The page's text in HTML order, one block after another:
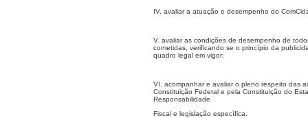
IV. avaliar a atuação e desempenho do
V. avaliar as condições de desempenho de
cometidas, verificando se o princípio da
quadro legal em vigor;
VI. acompanhar e avaliar o pleno respeito das
Constituição Federal e pela Constituição do
Responsabilidade
Fiscal e legislação específica.